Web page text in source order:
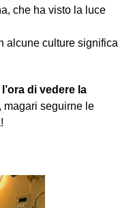
che ha visto la luce
alcune culture significa
di vedere la
seguirne le